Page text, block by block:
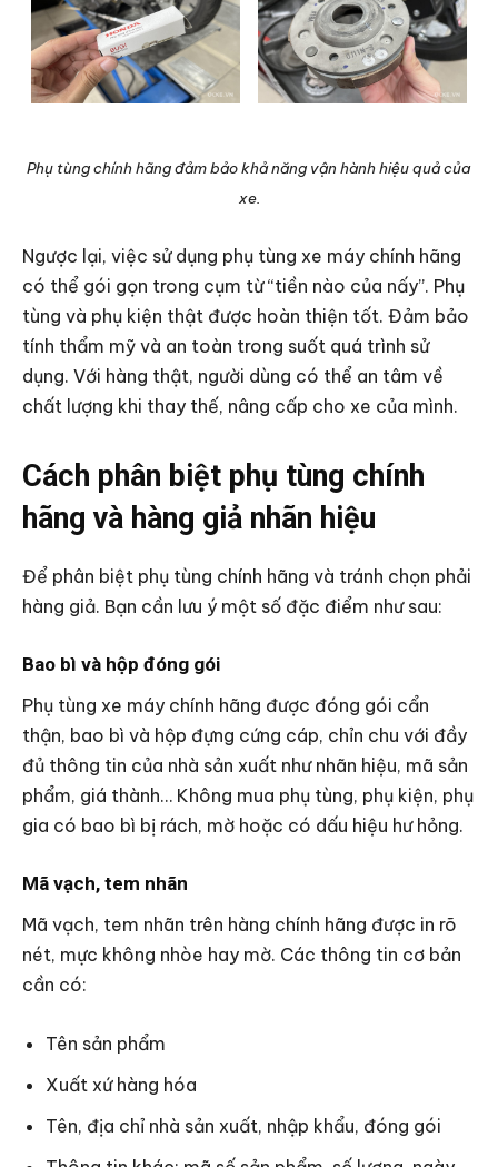
Phụ tùng chính hãng đảm bảo khả năng vận hành hiệu quả của
xe.
Ngược lại, việc sử dụng phụ tùng xe máy chính hãng
có thể gói gọn trong cụm từ “tiền nào của nấy”. Phụ
tùng và phụ kiện thật được hoàn thiện tốt. Đảm bảo
tính thẩm mỹ và an toàn trong suốt quá trình sử
dụng. Với hàng thật, người dùng có thể an tâm về
chất lượng khi thay thế, nâng cấp cho xe của mình.
Cách phân biệt phụ tùng chính
hãng và hàng giả nhãn hiệu
Để phân biệt phụ tùng chính hãng và tránh chọn phải
hàng giả. Bạn cần lưu ý một số đặc điểm như sau:
Bao bì và hộp đóng gói
Phụ tùng xe máy chính hãng được đóng gói cẩn
thận, bao bì và hộp đựng cứng cáp, chỉn chu với đầy
đủ thông tin của nhà sản xuất như nhãn hiệu, mã sản
phẩm, giá thành… Không mua phụ tùng, phụ kiện, phụ
gia có bao bì bị rách, mờ hoặc có dấu hiệu hư hỏng.
Mã vạch, tem nhãn
Mã vạch, tem nhãn trên hàng chính hãng được in rõ
nét, mực không nhòe hay mờ. Các thông tin cơ bản
cần có:
Tên sản phẩm
Xuất xứ hàng hóa
Tên, địa chỉ nhà sản xuất, nhập khẩu, đóng gói